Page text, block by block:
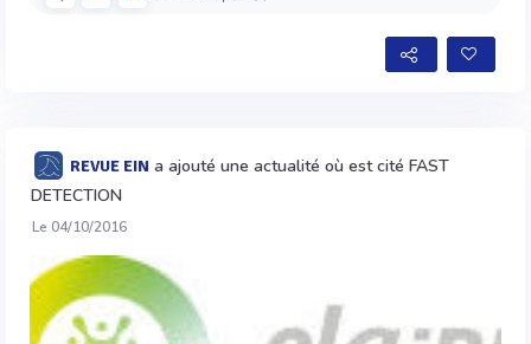
REVUE EIN a ajouté une actualité où est cité FAST
DETECTION
Le 04/10/2016